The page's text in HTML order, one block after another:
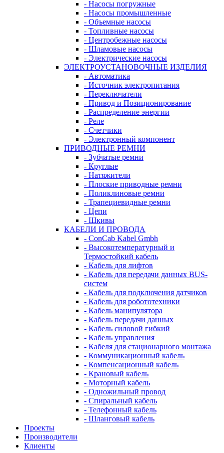
- Насосы погружные
- Насосы промышленные
- Объемные насосы
- Топливные насосы
- Центробежные насосы
- Шламовые насосы
- Электрические насосы
ЭЛЕКТРОУСТАНОВОЧНЫЕ ИЗДЕЛИЯ
- Автоматика
- Источник электропитания
- Переключатели
- Привод и Позиционирование
- Распределение энергии
- Реле
- Счетчики
- Электронный компонент
ПРИВОДНЫЕ РЕМНИ
- Зубчатые ремни
- Круглые
- Натяжители
- Плоские приводные ремни
- Поликлиновые ремни
- Трапециевидные ремни
- Цепи
- Шкивы
КАБЕЛИ И ПРОВОДА
- ConCab Kabel Gmbh
- Высокотемпературный и
Термостойкий кабель
- Кабель для лифтов
- Кабель для передачи данных BUS-
систем
- Кабель для подключения датчиков
- Кабель для робототехники
- Кабель манипулятора
- Кабель передачи данных
- Кабель силовой гибкий
- Кабель управления
- Кабеля для стационарного монтажа
- Коммуникационный кабель
- Компенсационный кабель
- Крановый кабель
- Моторный кабель
- Одножильный провод
- Спиральный кабель
- Телефонный кабель
- Шланговый кабель
Проекты
Производители
Клиенты